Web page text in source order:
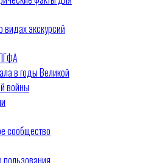
экскурсий
в годы Великой
войны
сообщество
пользования